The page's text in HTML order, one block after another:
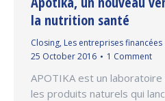
la nutrition santé
Closing, Les entreprises financées
25 October 2016
1 Comment
APOTIKA est un
les produits naturels qui